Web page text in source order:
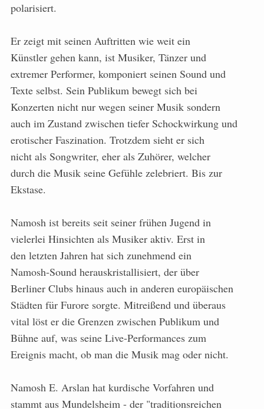
polarisiert.
Er zeigt mit seinen Auftritten wie weit ein
Künstler gehen kann, ist Musiker, Tänzer und
extremer Performer, komponiert seinen Sound und
Texte selbst. Sein Publikum bewegt sich bei
Konzerten nicht nur wegen seiner Musik sondern
auch im Zustand zwischen tiefer Schockwirkung und
erotischer Faszination. Trotzdem sieht er sich
nicht als Songwriter, eher als Zuhörer, welcher
durch die Musik seine Gefühle zelebriert. Bis zur
Ekstase.
Namosh ist bereits seit seiner frühen Jugend in
vielerlei Hinsichten als Musiker aktiv. Erst in
den letzten Jahren hat sich zunehmend ein
Namosh-Sound herauskristallisiert, der über
Berliner Clubs hinaus auch in anderen europäischen
Städten für Furore sorgte. Mitreißend und überaus
vital löst er die Grenzen zwischen Publikum und
Bühne auf, was seine Live-Performances zum
Ereignis macht, ob man die Musik mag oder nicht.
Namosh E. Arslan hat kurdische Vorfahren und
stammt aus Mundelsheim - der "traditionsreichen